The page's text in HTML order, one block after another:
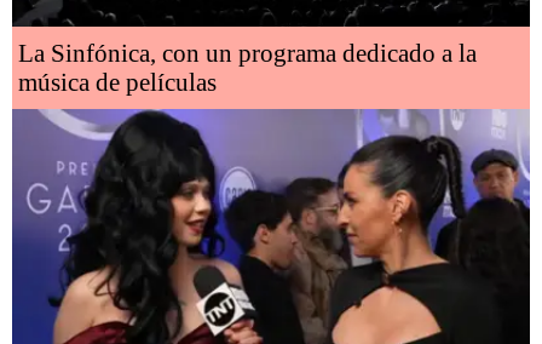
La Sinfónica, con un programa dedicado a la
música de películas